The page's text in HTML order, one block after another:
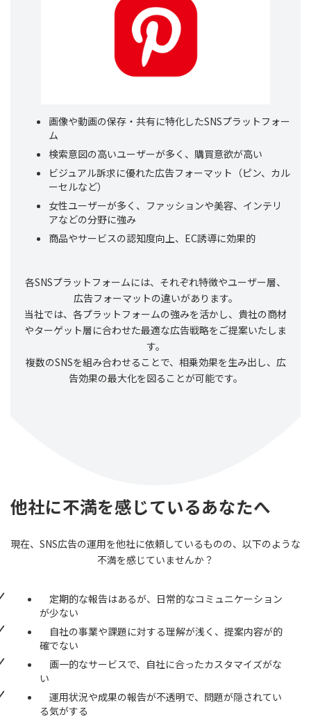
画像や動画の保存・共有に特化したSNSプラットフォー
ム
検索意図の高いユーザーが多く、購買意欲が高い
ビジュアル訴求に優れた広告フォーマット（ピン、カル
ーセルなど）
女性ユーザーが多く、ファッションや美容、インテリ
アなどの分野に強み
商品やサービスの認知度向上、EC誘導に効果的
各SNSプラットフォームには、それぞれ特徴やユーザー層、
広告フォーマットの違いがあります。
当社では、各プラットフォームの強みを活かし、貴社の商材
やターゲット層に合わせた最適な広告戦略をご提案いたしま
す。
複数のSNSを組み合わせることで、相乗効果を生み出し、広
告効果の最大化を図ることが可能です。
他社に不満を感じているあなたへ
現在、SNS広告の運用を他社に依頼しているものの、以下のような
不満を感じていませんか？
定期的な報告はあるが、日常的なコミュニケーション
が少ない
自社の事業や課題に対する理解が浅く、提案内容が的
確でない
画一的なサービスで、自社に合ったカスタマイズがな
い
運用状況や成果の報告が不透明で、問題が隠されてい
る気がする